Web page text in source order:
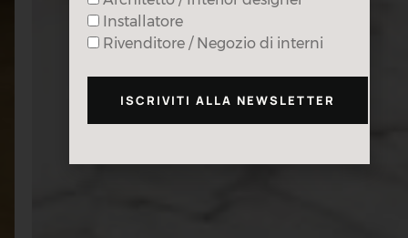
Installatore
Rivenditore / Negozio di interni